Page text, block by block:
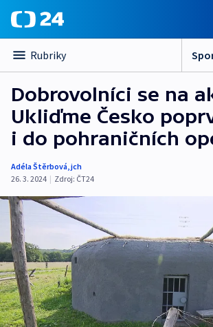
Rubriky
Dobrovolníci se na
Ukliďme Česko
i do pohraničních
Adéla Štěrbová,jch
26. 3. 2024 | Zdroj: ČT24